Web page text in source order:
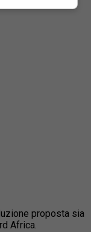
proposta sia
Africa.